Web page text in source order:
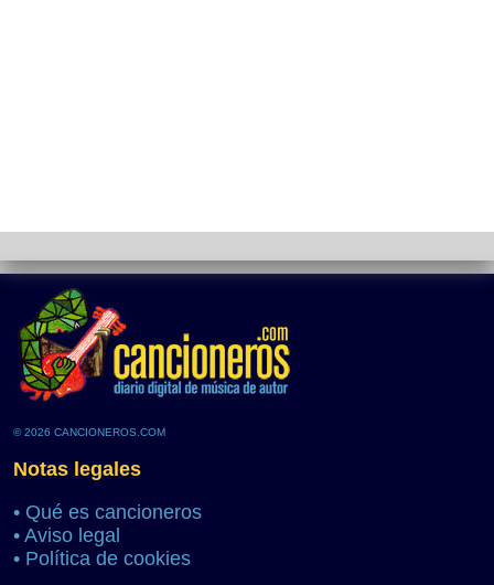
© 2026 CANCIONEROS.COM
Notas legales
• Qué es cancioneros
• Aviso legal
• Política de cookies